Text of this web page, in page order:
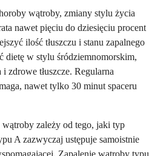
wątroby, zmiany stylu życia
nawet pięciu do dziesięciu procent
ilość tłuszczu i stanu zapalnego
dietę w stylu śródziemnomorskim,
zdrowe tłuszcze. Regularna
nawet tylko 30 minut spaceru
zależy od tego, jaki typ
A zazwyczaj ustępuje samoistnie